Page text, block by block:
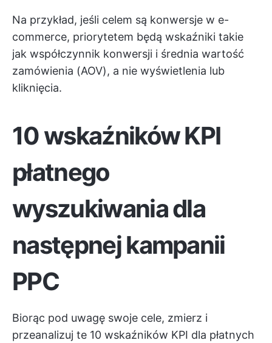
Na przykład, jeśli celem są konwersje w e-
commerce, priorytetem będą wskaźniki takie
jak współczynnik konwersji i średnia wartość
zamówienia (AOV), a nie wyświetlenia lub
kliknięcia.
10 wskaźników KPI
płatnego
wyszukiwania dla
następnej kampanii
PPC
Biorąc pod uwagę swoje cele, zmierz i
przeanalizuj te 10 wskaźników KPI dla płatnych